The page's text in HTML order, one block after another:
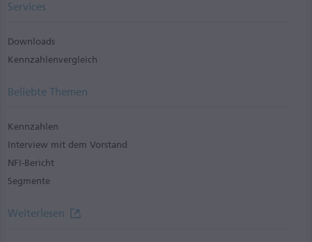
Services
Downloads
Kennzahlenvergleich
Beliebte Themen
Kennzahlen
Interview mit dem Vorstand
NFI-Bericht
Segmente
Weiterlesen